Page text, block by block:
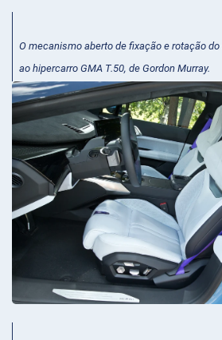
O mecanismo aberto de fixação e rotação
ao hipercarro GMA T.50, de Gordon Murray.